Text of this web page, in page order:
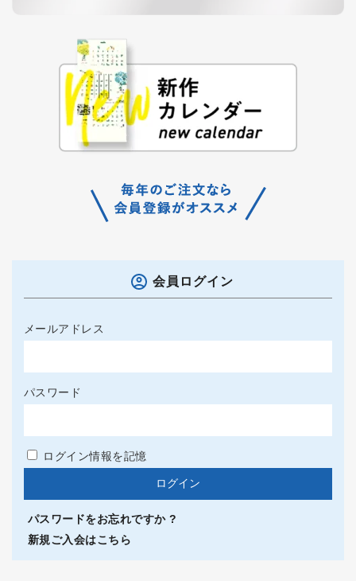
会員ログイン
メールアドレス
パスワード
ログイン情報を記憶
パスワードをお忘れですか ?
新規ご入会はこちら